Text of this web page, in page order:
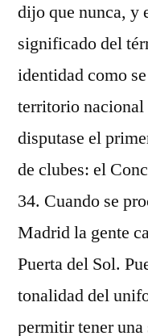
dijo que nunca, y
significado del
identidad como
territorio nacional
disputase el
de clubes: el
34. Cuando se
Madrid la gente
Puerta del Sol.
tonalidad del
permitir tener una